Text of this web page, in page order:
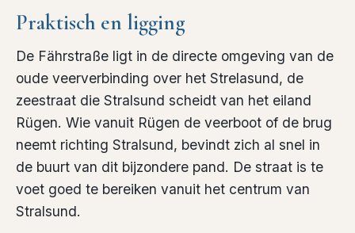
Praktisch en ligging
De Fährstraße ligt in de directe omgeving van de
oude veerverbinding over het Strelasund, de
zeestraat die Stralsund scheidt van het eiland
Rügen. Wie vanuit Rügen de veerboot of de brug
neemt richting Stralsund, bevindt zich al snel in
de buurt van dit bijzondere pand. De straat is te
voet goed te bereiken vanuit het centrum van
Stralsund.